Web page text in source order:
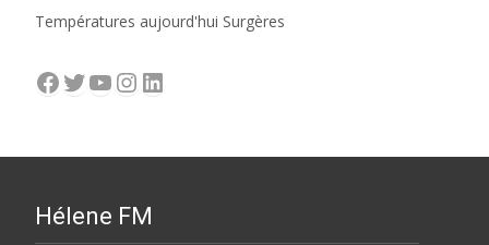
Températures aujourd'hui Surgères
Facebook
Twitter
YouTube
Instagram
LinkedIn
Hélene FM